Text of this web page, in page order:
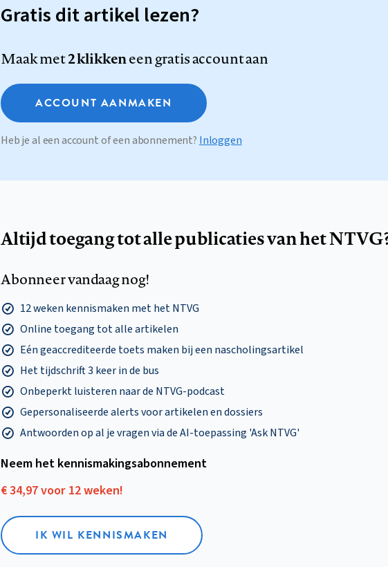
Gratis dit artikel lezen?
Maak met2 klikkeneen gratis account aan
ACCOUNT AANMAKEN
Heb je al een account of een abonnement? Inloggen
Altijd toegang tot alle publicaties van het
Abonneer vandaag nog!
12 weken kennismaken met het NTVG
Online toegang tot alle artikelen
Eén geaccrediteerde toets maken bij een nascholingsartikel
Het tijdschrift 3 keer in de bus
Onbeperkt luisteren naar de NTVG-podcast
Gepersonaliseerde alerts voor artikelen en dossiers
Antwoorden op al je vragen via de AI-toepassing 'Ask NTVG'
Neem het kennismakings­abonnement
€ 34,97 voor 12 weken!
IK WIL KENNISMAKEN